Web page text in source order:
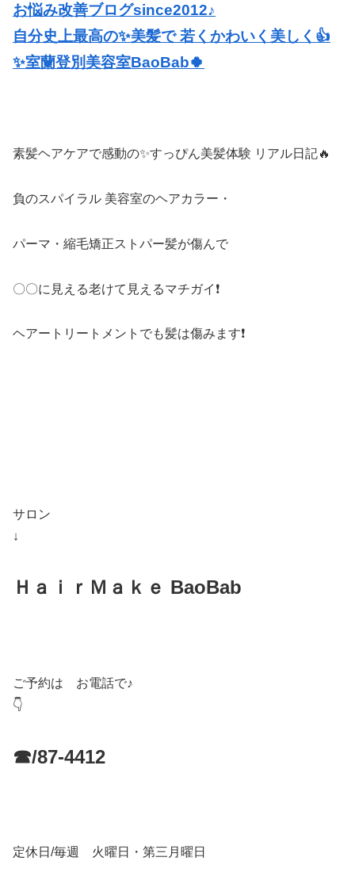
お悩み改善ブログsince2012♪
自分史上最高の✨美髪で 若くかわいく美しく👍
✨室蘭登別美容室BaoBab🍀
素髪ヘアケアで感動の✨すっぴん美髪体験 リアル日記🔥
負のスパイラル 美容室のヘアカラー・
パーマ・縮毛矯正ストパー髪が傷んで
〇〇に見える老けて見えるマチガイ❗️
ヘアートリートメントでも髪は傷みます❗️
サロン
↓
ＨａｉｒＭａｋｅ BaoBab
ご予約は お電話で♪
👇
☎/87-4412
定休日/毎週 火曜日・第三月曜日